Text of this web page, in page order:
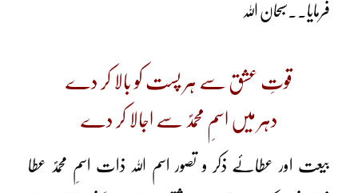
فرمایا۔۔سبحان اللہ
قوتِ عشق سے ہر پست کو بالا کر دے
دہر میں اسمِ محمدؐ سے اجالا کر دے
بیعت اور عطائے ذکر و تصور اسم اللہ ذات اسمِ محمدؐ عطا